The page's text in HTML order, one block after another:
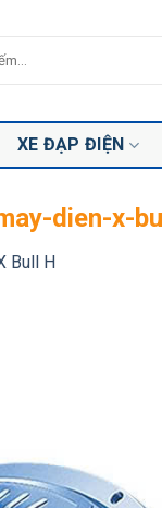
XE ĐẠP ĐIỆN
dien-x-
Bull H